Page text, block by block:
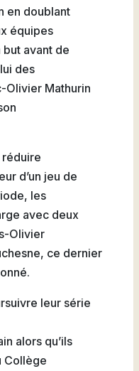
en doublant
équipes
but avant de
des
Olivier Mathurin
d’un jeu de
les
avec deux
Olivier
ce dernier
leur série
alors qu’ils
Collège